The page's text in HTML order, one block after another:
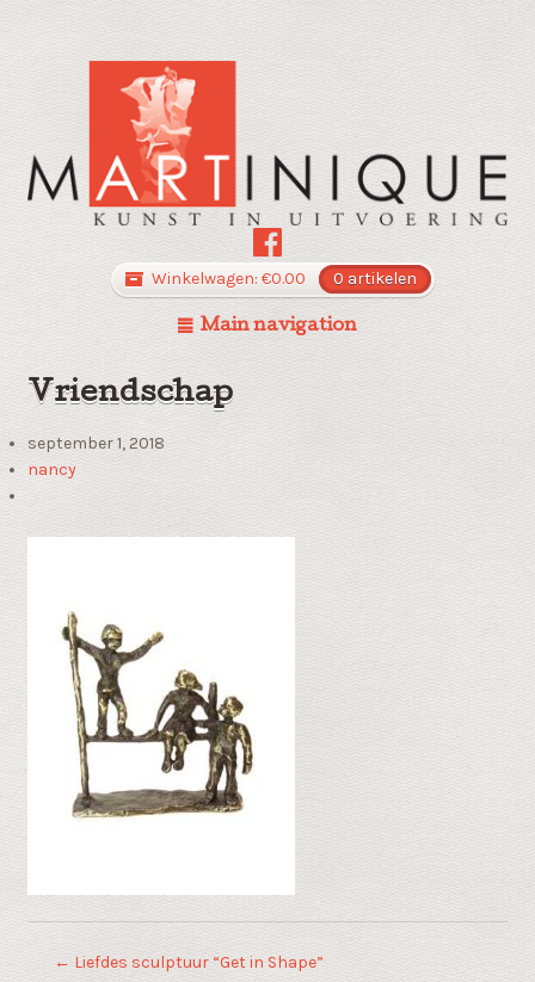
Winkelwagen: €0.00 0 artikelen
Main navigation
Vriendschap
september 1, 2018
nancy
← Liefdes sculptuur “Get in Shape”